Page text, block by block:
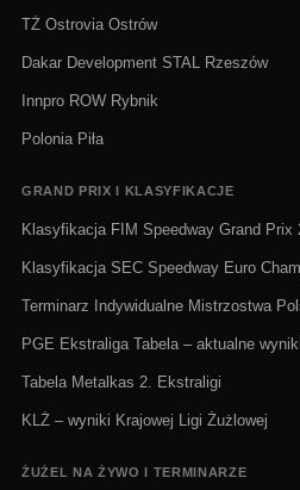
TŻ Ostrovia Ostrów
Dakar Development STAL Rzeszów
Innpro ROW Rybnik
Polonia Piła
GRAND PRIX I KLASYFIKACJE
Klasyfikacja FIM Speedway Grand Prix
Klasyfikacja SEC Speedway Euro
Terminarz Indywidualne Mistrzostwa
PGE Ekstraliga Tabela – aktualne
Tabela Metalkas 2. Ekstraligi
KLŻ – wyniki Krajowej Ligi Żużlowej
ŻUŻEL NA ŻYWO I TERMINARZE